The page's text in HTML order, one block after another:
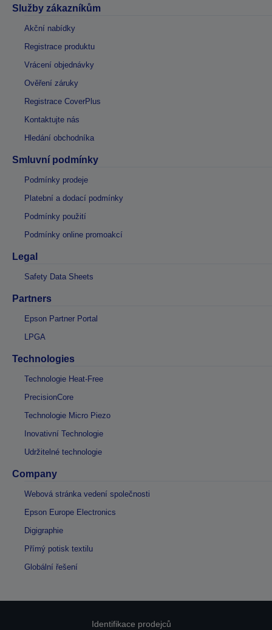
Služby zákazníkům
Akční nabídky
Registrace produktu
Vrácení objednávky
Ověření záruky
Registrace CoverPlus
Kontaktujte nás
Hledání obchodníka
Smluvní podmínky
Podmínky prodeje
Platební a dodací podmínky
Podmínky použití
Podmínky online promoakcí
Legal
Safety Data Sheets
Partners
Epson Partner Portal
LPGA
Technologies
Technologie Heat-Free
PrecisionCore
Technologie Micro Piezo
Inovativní Technologie
Udržitelné technologie
Company
Webová stránka vedení společnosti
Epson Europe Electronics
Digigraphie
Přímý potisk textilu
Globální řešení
Identifikace prodejců